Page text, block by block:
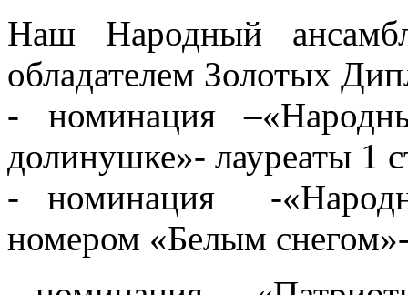
Наш Народный
обладателем Золотых
- номинация
долинушке»- лауреаты 1
- ⁠номинация -
номером «Белым